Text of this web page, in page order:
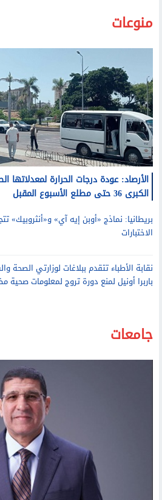
الأرصاد: عودة درجات الحرارة لمعدلاتها
الكبرى 36 حتى مطلع الأسبوع المقبل
بريطانيا: نماذج «أوبن إيه آي» و«أنثروبيك»
الاختبارات
نقابة الأطباء تتقدم ببلاغات لوزارتي الصحة
باربرا أونيل لمنع دورة تروج لمعلومات صحية
جامعات
تعيين الدكتور إيهاب السيد حسانين